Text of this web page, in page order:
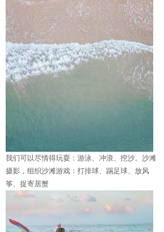
我们可以尽情得玩耍：游泳、冲浪、挖沙。沙滩
摄影，组织沙滩游戏：打排球、踢足球、放风
筝、捉寄居蟹